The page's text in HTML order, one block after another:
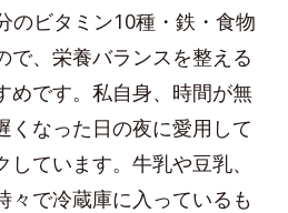
のビタミン10種・鉄・食物
で、栄養バランスを整える
めです。私自身、時間が無
くなった日の夜に愛用して
ています。牛乳や豆乳、
々で冷蔵庫に入っているも